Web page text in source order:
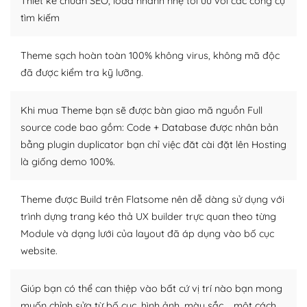
tìm kiếm chúng trên Internet hoặc nhờ chuyên gia.
– Sở hữu một cộng đồng lớn, sẵn sàng hỗ trợ
khổng lồ được kiểm duyệt bởi các nhân viên và những
người cuồng tín WordPress.
Nếu bạn gặp khó khăn, bạn có thể lên mạng và tìm
lời, giải đáp vấn đề của bạn.
Cộng đồng sử dụng WordPress sẵn sàng hỗ trợ bạn
– Đa dạng plugin và themes
WordPress để tăng thêm các tính năng cần thiết. Có
tìm kiếm
Theme sạch hoàn toàn 100% không virus, không mã độc
đã được kiểm tra kỹ lưỡng.
Khi mua Theme bạn sẽ được bàn giao mã nguồn Full
source code bao gồm: Code + Database được nhân bản
bằng plugin duplicator bạn chỉ việc đăt cài đặt lên Hosting
là giống demo 100%.
Theme được Build trên Flatsome nên dễ dàng sử dụng với
trình dựng trang kéo thả UX builder trực quan theo từng
Module và dạng lưới của layout đã áp dụng vào bố cục
website.
Giúp bạn có thể can thiệp vào bất cứ vị trí nào bạn mong